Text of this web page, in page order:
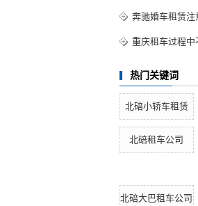
奔驰婚车租赁注
重庆租车过程中
热门关键词
北碚小轿车租赁
北碚租车公司
北碚大巴租车公司